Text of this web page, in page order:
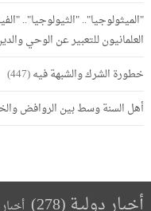
"الميثولوجيا".. "الثيولوجيا"..
العلمانيون للتعبير عن الوحي
خطورة الشرك والشبهة فيه(447)
أهل السنة وسط بين الروافض